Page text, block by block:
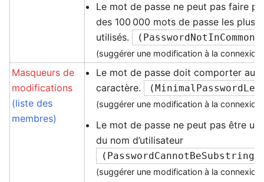
Le mot de passe ne peut pas faire
des 100 000 mots de passe les plus
utilisés.
(
(suggérer une modification à la connexion)
Masqueurs de
modifications
(liste des
membres)
Le mot de passe doit comporter au
caractère.
(
(suggérer une modification à la connexion)
Le mot de passe ne peut pas être
du nom d’utilisateur
(
(suggérer une modification à la connexion)